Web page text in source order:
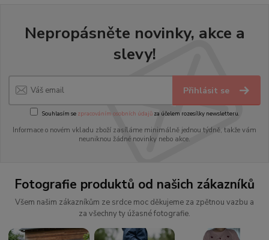
Nepropásněte novinky, akce a
slevy!
Přihlásit se
Souhlasím se zpracováním osobních údajůza účelem rozesílky newsletteru.
Informace o novém vkladu zboží zasíláme minimálně jednou týdně, takže vám
neuniknou žádné novinky nebo akce.
Fotografie produktů od našich zákazníků
Všem našim zákazníkům ze srdce moc děkujeme za zpětnou vazbu a
za všechny ty úžasné fotografie.